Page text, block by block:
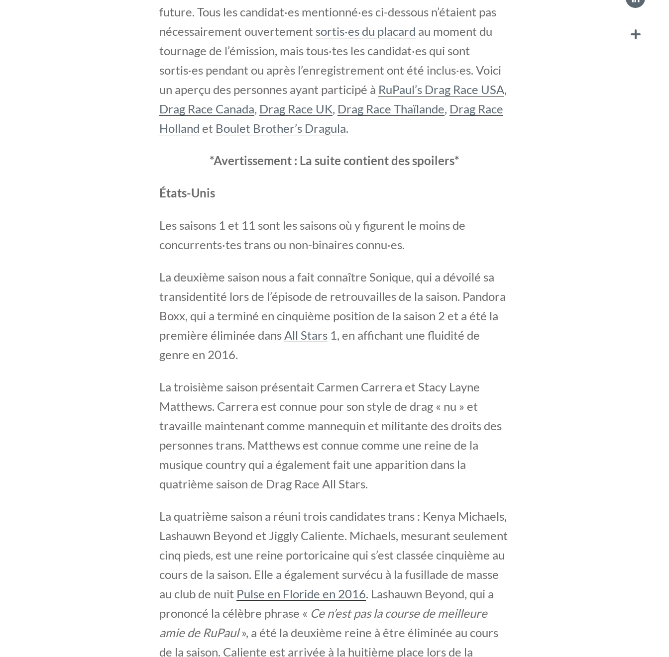
future. Tous les candidat·es mentionné·es ci-dessous n’étaient pas
nécessairement ouvertement sortis·es du placard au moment du
tournage de l’émission, mais tous·tes les candidat·es qui sont
sortis·es pendant ou après l’enregistrement ont été inclus·es. Voici
un aperçu des personnes ayant participé à RuPaul’s Drag Race USA,
Drag Race Canada, Drag Race UK, Drag Race Thaïlande, Drag Race
Holland et Boulet Brother’s Dragula.
*Avertissement : La suite contient des spoilers*
États-Unis
Les saisons 1 et 11 sont les saisons où y figurent le moins de
concurrents·tes trans ou non-binaires connu·es.
La deuxième saison nous a fait connaître Sonique, qui a dévoilé sa
transidentité lors de l’épisode de retrouvailles de la saison. Pandora
Boxx, qui a terminé en cinquième position de la saison 2 et a été la
première éliminée dansAll Stars1, en affichant une fluidité de
genre en 2016.
La troisième saison présentait Carmen Carrera et Stacy Layne
Matthews. Carrera est connue pour son style de drag « nu » et
travaille maintenant comme mannequin et militante des droits des
personnes trans. Matthews est connue comme une reine de la
musique country qui a également fait une apparition dans la
quatrième saison de Drag Race All Stars.
La quatrième saison a réuni trois candidates trans : Kenya Michaels,
Lashauwn Beyond et Jiggly Caliente. Michaels, mesurant seulement
cinq pieds, est une reine portoricaine qui s’est classée cinquième au
cours de la saison. Elle a également survécu à la fusillade de masse
au club de nuit Pulse en Floride en 2016. Lashauwn Beyond, qui a
prononcé la célèbre phrase « Ce n’est pas la course de meilleure
amie de RuPaul», a été la deuxième reine à être éliminée au cours
de la saison. Caliente est arrivée à la huitième place lors de la